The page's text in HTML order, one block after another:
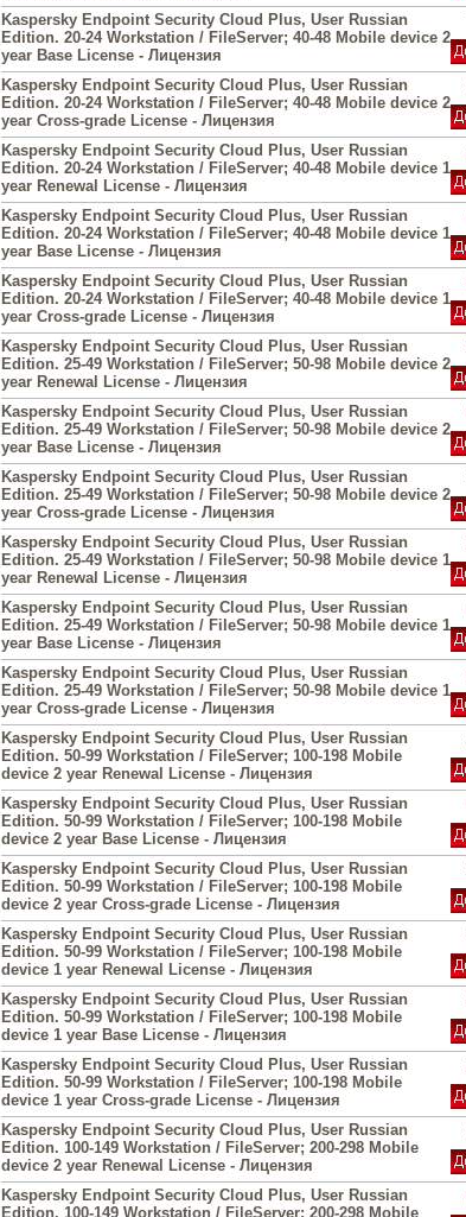
Kaspersky Endpoint Security Cloud Plus, User Russian
Edition. 20-24 Workstation / FileServer; 40-48 Mobile device 2
year Base License - Лицензия
Kaspersky Endpoint Security Cloud Plus, User Russian
Edition. 20-24 Workstation / FileServer; 40-48 Mobile device 2
year Cross-grade License - Лицензия
Kaspersky Endpoint Security Cloud Plus, User Russian
Edition. 20-24 Workstation / FileServer; 40-48 Mobile device 1
year Renewal License - Лицензия
Kaspersky Endpoint Security Cloud Plus, User Russian
Edition. 20-24 Workstation / FileServer; 40-48 Mobile device 1
year Base License - Лицензия
Kaspersky Endpoint Security Cloud Plus, User Russian
Edition. 20-24 Workstation / FileServer; 40-48 Mobile device 1
year Cross-grade License - Лицензия
Kaspersky Endpoint Security Cloud Plus, User Russian
Edition. 25-49 Workstation / FileServer; 50-98 Mobile device 2
year Renewal License - Лицензия
Kaspersky Endpoint Security Cloud Plus, User Russian
Edition. 25-49 Workstation / FileServer; 50-98 Mobile device 2
year Base License - Лицензия
Kaspersky Endpoint Security Cloud Plus, User Russian
Edition. 25-49 Workstation / FileServer; 50-98 Mobile device 2
year Cross-grade License - Лицензия
Kaspersky Endpoint Security Cloud Plus, User Russian
Edition. 25-49 Workstation / FileServer; 50-98 Mobile device 1
year Renewal License - Лицензия
Kaspersky Endpoint Security Cloud Plus, User Russian
Edition. 25-49 Workstation / FileServer; 50-98 Mobile device 1
year Base License - Лицензия
Kaspersky Endpoint Security Cloud Plus, User Russian
Edition. 25-49 Workstation / FileServer; 50-98 Mobile device 1
year Cross-grade License - Лицензия
Kaspersky Endpoint Security Cloud Plus, User Russian
Edition. 50-99 Workstation / FileServer; 100-198 Mobile
device 2 year Renewal License - Лицензия
Kaspersky Endpoint Security Cloud Plus, User Russian
Edition. 50-99 Workstation / FileServer; 100-198 Mobile
device 2 year Base License - Лицензия
Kaspersky Endpoint Security Cloud Plus, User Russian
Edition. 50-99 Workstation / FileServer; 100-198 Mobile
device 2 year Cross-grade License - Лицензия
Kaspersky Endpoint Security Cloud Plus, User Russian
Edition. 50-99 Workstation / FileServer; 100-198 Mobile
device 1 year Renewal License - Лицензия
Kaspersky Endpoint Security Cloud Plus, User Russian
Edition. 50-99 Workstation / FileServer; 100-198 Mobile
device 1 year Base License - Лицензия
Kaspersky Endpoint Security Cloud Plus, User Russian
Edition. 50-99 Workstation / FileServer; 100-198 Mobile
device 1 year Cross-grade License - Лицензия
Kaspersky Endpoint Security Cloud Plus, User Russian
Edition. 100-149 Workstation / FileServer; 200-298 Mobile
device 2 year Renewal License - Лицензия
Kaspersky Endpoint Security Cloud Plus, User Russian
Edition. 100-149 Workstation / FileServer; 200-298 Mobile